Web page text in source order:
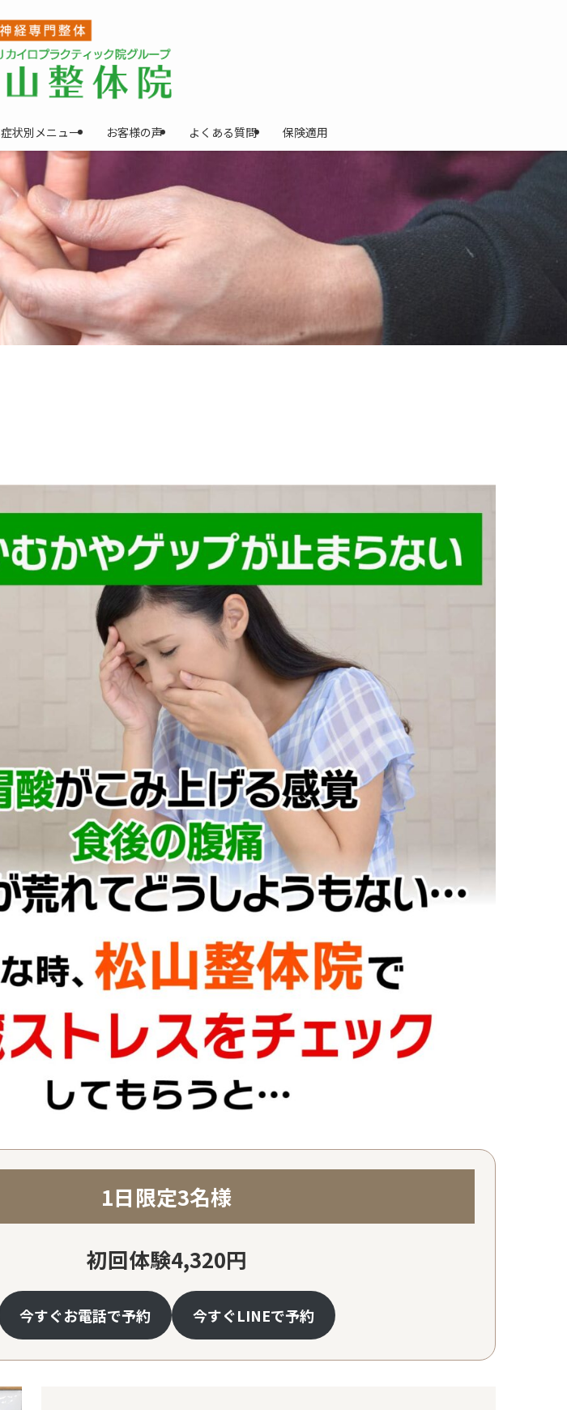
症状別メニュー お客様の声 よくある質問 保険適用
1日限定3名様
初回体験4,320円
今すぐお電話で予約 今すぐLINEで予約